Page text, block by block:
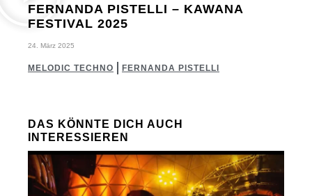
FERNANDA PISTELLI – KAWANA
FESTIVAL 2025
24. März 2025
MELODIC TECHNO FERNANDA PISTELLI
DAS KÖNNTE DICH AUCH
INTERESSIEREN